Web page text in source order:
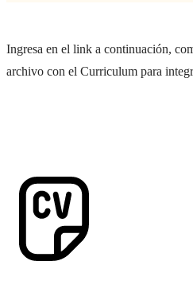
Ingresa en el link a continuación,
archivo con el Curriculum para